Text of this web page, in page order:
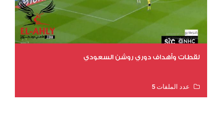
لقطات وأهداف دوري روشن السعودي
عدد الملفات 5